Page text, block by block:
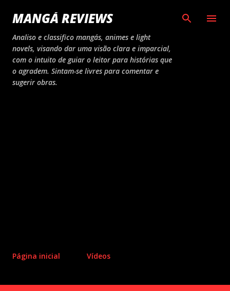
Pular para o conteúdo principal
MANGÁ REVIEWS
Analiso e classifico mangás, animes e light
novels, visando dar uma visão clara e imparcial,
com o intuito de guiar o leitor para histórias que
o agradem. Sintam-se livres para comentar e
sugerir obras.
Página inicial Vídeos